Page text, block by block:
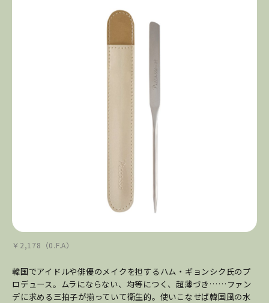
￥2,178（0.F.A）
韓国でアイドルや俳優のメイクを担するハム・ギョンシク氏のプ
ロデュース。ムラにならない、均等につく、超薄づき……ファン
デに求める三拍子が揃っていて衛生的。使いこなせば韓国風の水